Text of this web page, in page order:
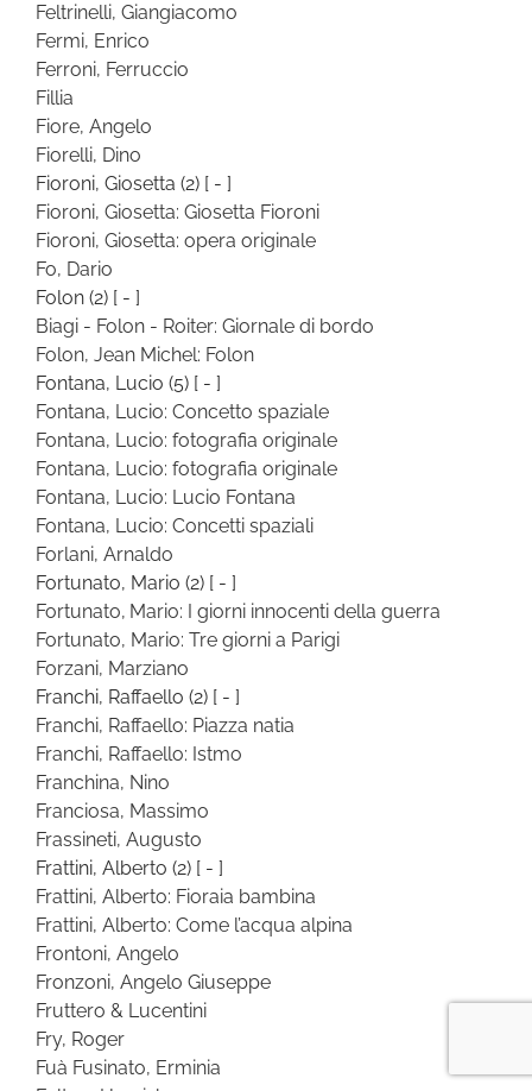
Feltrinelli, Giangiacomo
Fermi, Enrico
Ferroni, Ferruccio
Fillia
Fiore, Angelo
Fiorelli, Dino
Fioroni, Giosetta (2) [ - ]
Fioroni, Giosetta: Giosetta Fioroni
Fioroni, Giosetta: opera originale
Fo, Dario
Folon (2) [ - ]
Biagi - Folon - Roiter: Giornale di bordo
Folon, Jean Michel: Folon
Fontana, Lucio (5) [ - ]
Fontana, Lucio: Concetto spaziale
Fontana, Lucio: fotografia originale
Fontana, Lucio: fotografia originale
Fontana, Lucio: Lucio Fontana
Fontana, Lucio: Concetti spaziali
Forlani, Arnaldo
Fortunato, Mario (2) [ - ]
Fortunato, Mario: I giorni innocenti della guerra
Fortunato, Mario: Tre giorni a Parigi
Forzani, Marziano
Franchi, Raffaello (2) [ - ]
Franchi, Raffaello: Piazza natia
Franchi, Raffaello: Istmo
Franchina, Nino
Franciosa, Massimo
Frassineti, Augusto
Frattini, Alberto (2) [ - ]
Frattini, Alberto: Fioraia bambina
Frattini, Alberto: Come l’acqua alpina
Frontoni, Angelo
Fronzoni, Angelo Giuseppe
Fruttero & Lucentini
Fry, Roger
Fuà Fusinato, Erminia